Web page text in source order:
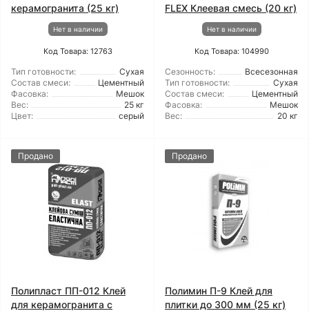
керамогранита (25 кг)
Нет в наличии
Код Товара: 12763
Тип готовности:
Сухая
Состав смеси:
Цементный
Фасовка:
Мешок
Вес:
25 кг
Цвет:
серый
FLEX Клеевая смесь (20 кг)
Нет в наличии
Код Товара: 104990
Сезонность:
Всесезонная
Тип готовности:
Сухая
Состав смеси:
Цементный
Фасовка:
Мешок
Вес:
20 кг
Продано
Полипласт ПП-012 Клей
для керамогранита с
Продано
Полимин П-9 Клей для
плитки до 300 мм (25 кг)